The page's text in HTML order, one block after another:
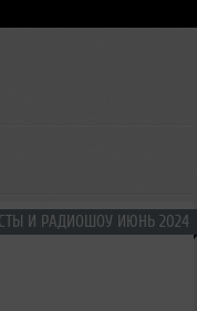
И РАДИОШОУ ИЮНЬ 2024